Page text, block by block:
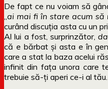
De fapt ce nu voiam să
ai mai fi în stare acum să
curând discuția asta cu un
Al lui a fost, surprinzător,da
că e bărbat și asta e în
care a stat la baza acelui
infinit din fața unora care
trebuie să-ți aperi ce-i al tău.